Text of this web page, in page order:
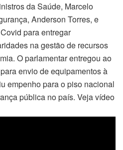
da Saúde, Marcelo
Anderson Torres, e
para entregar
na gestão de recursos
O parlamentar entregou ao
envio de equipamentos à
empenho para o piso nacional
pública no país. Veja vídeo